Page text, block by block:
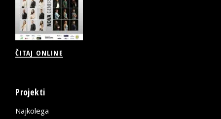
ČITAJ ONLINE
Projekti
Najkolega